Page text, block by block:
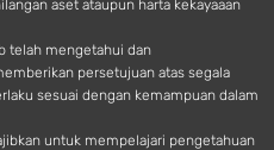
aset ataupun harta kekayaaan
telah mengetahui dan
persetujuan atas segala
sesuai dengan kemampuan dalam
untuk mempelajari pengetahuan